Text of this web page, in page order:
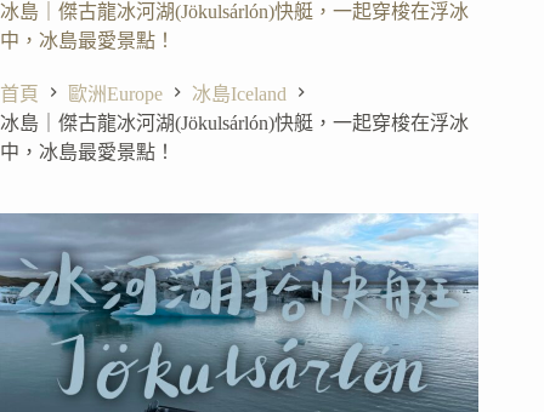
冰島｜傑古龍冰河湖(Jökulsárlón)快艇，一起穿梭在浮冰
中，冰島最愛景點！
首頁 歐洲Europe
冰島Iceland
冰島｜傑古龍冰河湖(Jökulsárlón)快艇，一起穿梭在浮冰
中，冰島最愛景點！